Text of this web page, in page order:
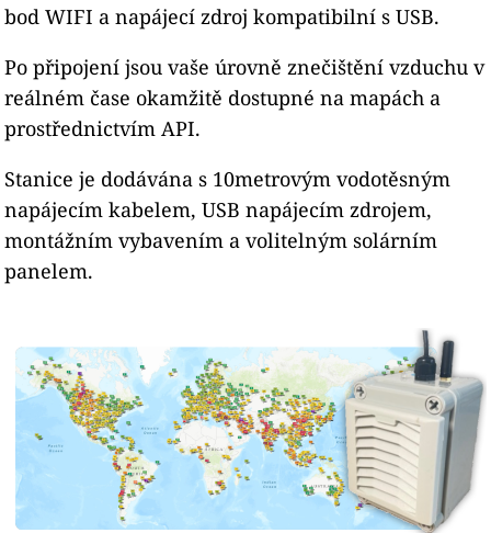
bod WIFI a napájecí zdroj kompatibilní s USB.
Po připojení jsou vaše úrovně znečištění vzduchu v
reálném čase okamžitě dostupné na mapách a
prostřednictvím API.
Stanice je dodávána s 10metrovým vodotěsným
napájecím kabelem, USB napájecím zdrojem,
montážním vybavením a volitelným solárním
panelem.